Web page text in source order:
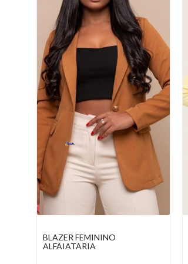
BLUSA JUVENIL MANGA
LONGA GOLA ALTA